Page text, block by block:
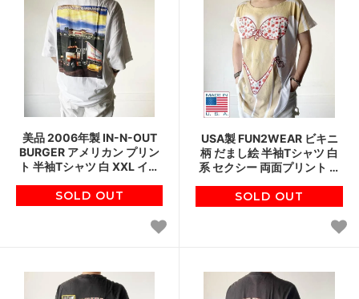
美品 2006年製 IN-N-OUT
BURGER アメリカン プリン
ト 半袖Tシャツ 白 XXL イン
バーガー アメ車 D147
SOLD OUT
USA製 FUN2WEAR ビキニ
柄 だまし絵 半袖Tシャツ 白
系 セクシー 両面プリント ア
ジ D146
SOLD OUT